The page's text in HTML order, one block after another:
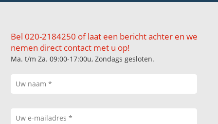
Bel 020-2184250 of laat een bericht achter en we
nemen direct contact met u op!
Ma. t/m Za. 09:00-17:00u, Zondags gesloten.